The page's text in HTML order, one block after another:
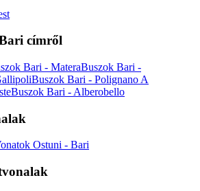
címről
Bari - MateraBuszok Bari -
Buszok Bari - Polignano A
Buszok Bari - Alberobello
Ostuni - Bari